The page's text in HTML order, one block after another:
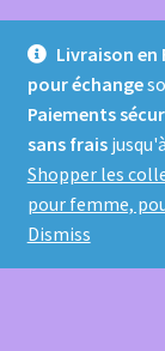
Livraison en
pour échange
Paiements
sans frais
Shopper les
pour femme,
Dismiss